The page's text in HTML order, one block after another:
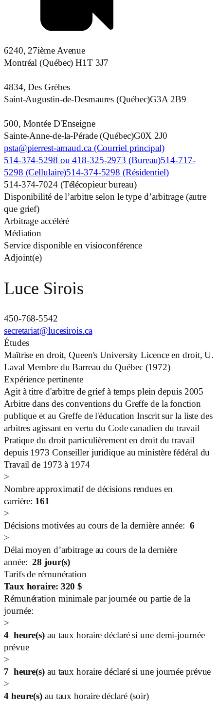
6240, 27ième Avenue
Montréal (Québec) H1T 3J7
4834, Des Grèbes
Saint-Augustin-de-Desmaures (Québec)G3A 2B9
500, Montée D'Enseigne
Sainte-Anne-de-la-Pérade (Québec)G0X 2J0
psta@pierrest-arnaud.ca(Courriel principal)
514-374-5298 ou 418-325-2973 (Bureau)514-717-
5298 (Cellulaire)514-374-5298 (Résidentiel)
514-374-7024(Télécopieur bureau)
Disponibilité de l’arbitre selon le type d’arbitrage (autre
que grief)
Arbitrage accéléré
Médiation
Service disponible en visioconférence
Adjoint(e)
Luce Sirois
450-768-5542
secretariat@lucesirois.ca
Études
Maîtrise en droit, Queen's University Licence en droit, U.
Laval Membre du Barreau du Québec (1972)
Expérience pertinente
Agit à titre d'arbitre de grief à temps plein depuis 2005
Arbitre dans des conventions du Greffe de la fonction
publique et au Greffe de l'éducation Inscrit sur la liste des
arbitres agissant en vertu du Code canadien du travail
Pratique du droit particulièrement en droit du travail
depuis 1973 Conseiller juridique au ministère fédéral du
Travail de 1973 à 1974
>
Nombre approximatif de décisions rendues en
carrière: 161
>
Décisions motivées au cours de la dernière année: 6
>
Délai moyen d’arbitrage au cours de la dernière
année: 28 jour(s)
Tarifs de rémunération
Taux horaire: 320 $
Rémunération minimale par journée ou partie de la
journée:
>
4 heure(s)au taux horaire déclaré si une demi-journée
prévue
>
7 heure(s) au taux horaire déclaré si une journée prévue
>
4heure(s) au taux horaire déclaré (soir)